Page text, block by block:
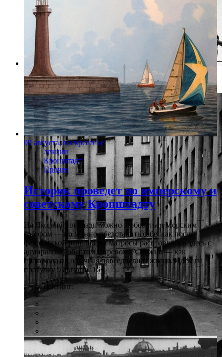
Фото: rosphoto.org
09 августа, воскресенье
лекции
Кронштадт
Прочее
Историк проведет по имперскому и
советскому Кронштадту
На Якорной площади можно любоваться Морским
собором — но можно представить себе, как после
февральской революции матросы расправились здесь с
адмиралом Робертом Виреном. А можно — как
протекала их обычная повседневная жизнь. Идем на
прогулку 9 августа. 16+
Рейтинг: